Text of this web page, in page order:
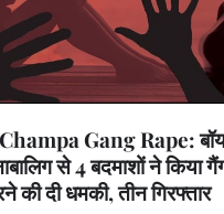
Gang Rape:
से 4 बदमाशों ने किया
की दी धमकी, तीन गिरफ्तार